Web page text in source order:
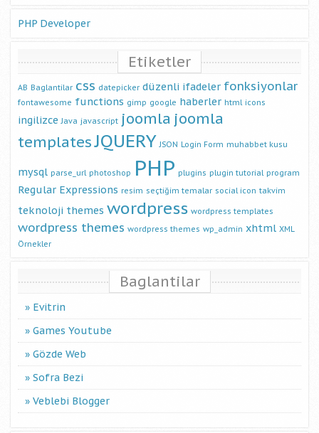
PHP Developer
Etiketler
AB Baglantilar css datepicker düzenli ifadeler fonksiyonlar
fontawesome functions gimp google haberler html icons
ingilizce Java javascript joomla joomla
templatesJQUERY JSON Login Form muhabbet kusu
mysql parse_url photoshop PHP plugins plugin tutorial program
Regular Expressions resim seçtiğim temalar social icon takvim
teknoloji themes wordpress wordpress templates
wordpress themes wordpress themes wp_admin xhtml XML
Örnekler
Baglantilar
Evitrin
Games Youtube
Gözde Web
Sofra Bezi
Veblebi Blogger